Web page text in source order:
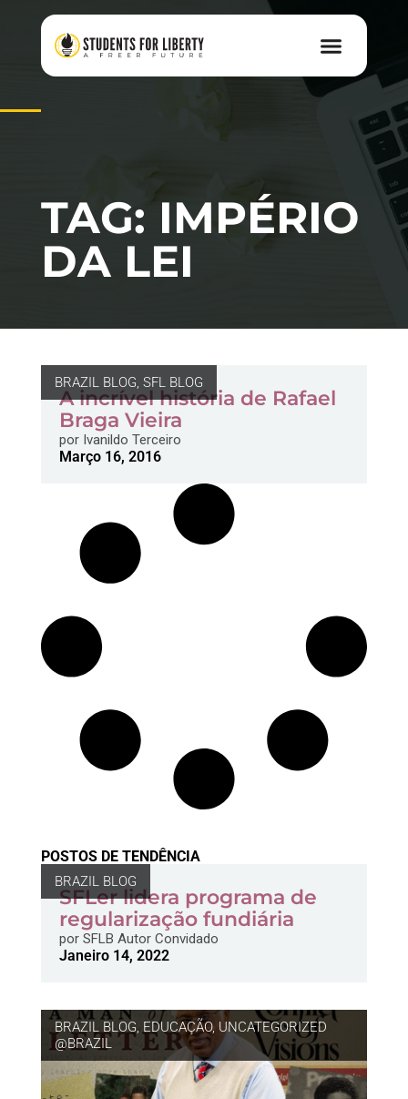
TAG: IMPÉRIO
DA LEI
BRAZIL BLOG, SFL BLOG
A incrível história de Rafael
Braga Vieira
porIvanildo Terceiro
Março 16, 2016
POSTOS DE TENDÊNCIA
BRAZIL BLOG
SFLer lidera programa de
regularização fundiária
porSFLB Autor Convidado
Janeiro 14, 2022
BRAZIL BLOG, EDUCAÇÃO, UNCATEGORIZED
@BRAZIL